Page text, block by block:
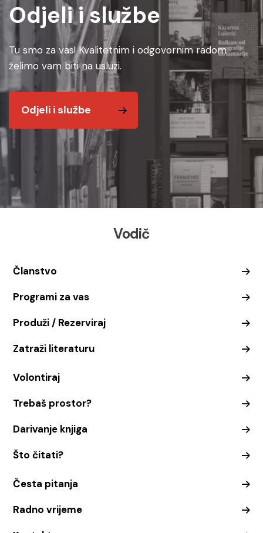
Odjeli i službe
Tu smo za vas! Kvalitetnim i odgovornim radom
želimo vam biti na usluzi.
Odjeli i službe
Vodič
Članstvo
Programi za vas
Produži / Rezerviraj
Zatraži literaturu
Volontiraj
Trebaš prostor?
Darivanje knjiga
Što čitati?
Česta pitanja
Radno vrijeme